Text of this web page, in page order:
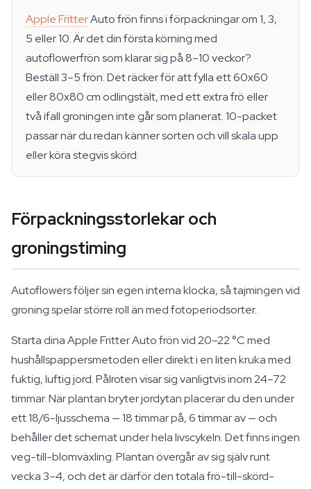
Apple FritterAuto frön finns i förpackningar om 1, 3,
5 eller 10. Är det din första körning med
autoflowerfrön som klarar sig på 8–10 veckor?
Beställ 3–5 frön. Det räcker för att fylla ett 60x60
eller 80x80 cm odlingstält, med ett extra frö eller
två ifall groningen inte går som planerat. 10-packet
passar när du redan känner sorten och vill skala upp
eller köra stegvis skörd.
Förpackningsstorlekar och
groningstiming
Autoflowers följer sin egen interna klocka, så tajmingen vid
groning spelar större roll än med fotoperiodsorter.
Starta dina Apple Fritter Auto frön vid 20–22 °C med
hushållspappersmetoden eller direkt i en liten kruka med
fuktig, luftig jord. Pålroten visar sig vanligtvis inom 24–72
timmar. När plantan bryter jordytan placerar du den under
ett 18/6-ljusschema — 18 timmar på, 6 timmar av — och
behåller det schemat under hela livscykeln. Det finns ingen
veg-till-blomväxling. Plantan övergår av sig själv runt
vecka 3–4, och det är därför den totala frö-till-skörd-